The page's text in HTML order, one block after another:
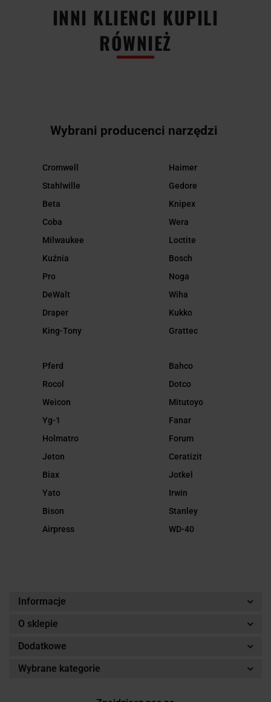
INNI KLIENCI KUPILI
RÓWNIEŻ
Wybrani producenci narzędzi
Cromwell
Stahlwille
Beta
Coba
Milwaukee
Kuźnia
Pro
DeWalt
Draper
King-Tony
Haimer
Gedore
Knipex
Wera
Loctite
Bosch
Noga
Wiha
Kukko
Grattec
Pferd
Rocol
Weicon
Yg-1
Holmatro
Jeton
Biax
Yato
Bison
Airpress
Bahco
Dotco
Mitutoyo
Fanar
Forum
Ceratizit
Jotkel
Irwin
Stanley
WD-40
Informacje
O sklepie
Dodatkowe
Wybrane kategorie